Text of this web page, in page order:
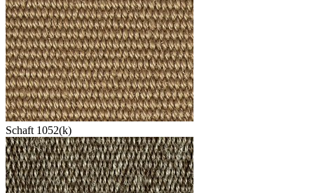
Schaft 1052(k)